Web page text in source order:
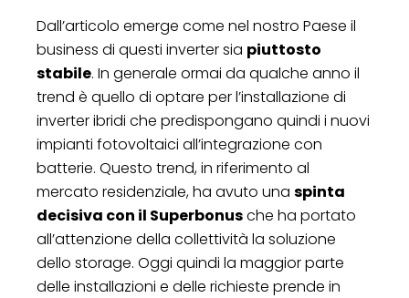
Dall’articolo emerge come nel nostro Paese il
business di questi inverter sia piuttosto
stabile. In generale ormai da qualche anno il
trend è quello di optare per l’installazione di
inverter ibridi che predispongano quindi i nuovi
impianti fotovoltaici all’integrazione con
batterie. Questo trend, in riferimento al
mercato residenziale, ha avuto una spinta
decisiva con il Superbonusche ha portato
all’attenzione della collettività la soluzione
dello storage. Oggi quindi la maggior parte
delle installazioni e delle richieste prende in